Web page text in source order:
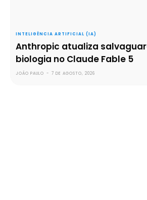
INTELIGÊNCIA ARTIFICIAL (IA)
Anthropic atualiza
biologia no Claude Fable 5
JOÃO PAULO - 7 DE AGOSTO, 2026